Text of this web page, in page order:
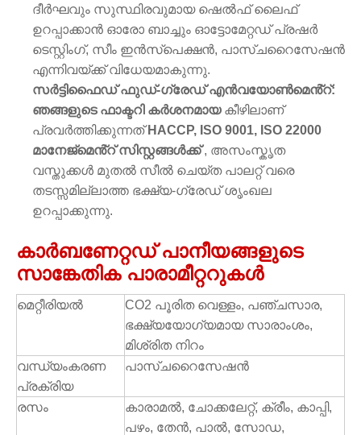
ദീർഘവും സുസ്ഥിരവുമായ ഷെൽഫ് ലൈഫ്
ഉറപ്പാക്കാൻ ഓരോ ബാച്ചും ഓട്ടോമേറ്റഡ് പ്രഷർ
ടെസ്റ്റിംഗ്, സീം ഇൻസ്പെക്ഷൻ, പാസ്ചറൈസേഷൻ
എന്നിവയ്ക്ക് വിധേയമാകുന്നു.
സർട്ടിഫൈഡ് ഫുഡ്-ഗ്രേഡ് എൻവയോൺമെൻ്റ്:
ഞങ്ങളുടെ ഫാക്ടറി കർശനമായ കീഴിലാണ്
പ്രവർത്തിക്കുന്നത്HACCP, ISO 9001, ISO 22000
മാനേജ്മെൻ്റ് സിസ്റ്റങ്ങൾക്ക്, അസംസ്കൃത
വസ്തുക്കൾ മുതൽ സീൽ ചെയ്ത പാലറ്റ് വരെ
തടസ്സമില്ലാത്ത ഭക്ഷ്യ-ഗ്രേഡ് ശൃംഖല
ഉറപ്പാക്കുന്നു.
കാർബണേറ്റഡ് പാനീയങ്ങളുടെ
സാങ്കേതിക പാരാമീറ്ററുകൾ
മെറ്റീരിയൽ
CO2 പൂരിത വെള്ളം, പഞ്ചസാര,
ഭക്ഷ്യയോഗ്യമായ സാരാംശം,
മിശ്രിത നിറം
വന്ധ്യംകരണ
പ്രക്രിയ
പാസ്ചറൈസേഷൻ
രസം
കാരാമൽ, ചോക്കലേറ്റ്, ക്രീം, കാപ്പി,
പഴം, തേൻ, പാൽ, സോഡ,